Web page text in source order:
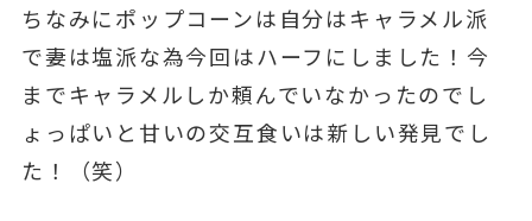
ちなみにポップコーンは自分はキャラメル派
で妻は塩派な為今回はハーフにしました！今
までキャラメルしか頼んでいなかったのでし
ょっぱいと甘いの交互食いは新しい発見でし
た！（笑）